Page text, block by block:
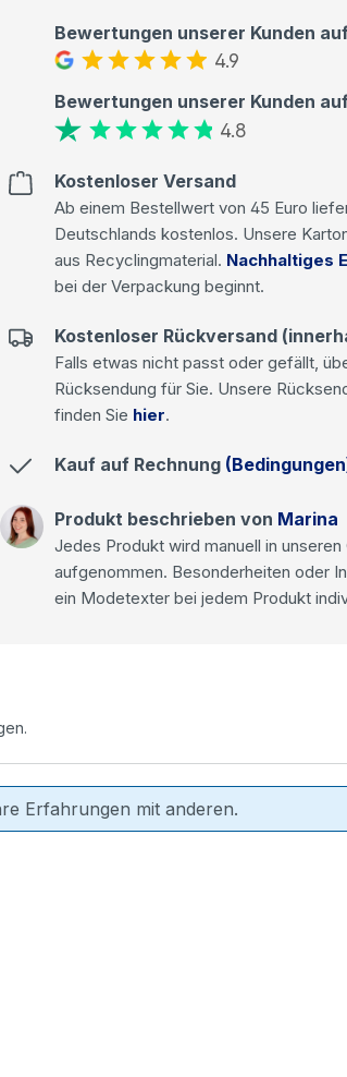
Bewertungen unserer Kunden
4.9
Bewertungen unserer Kunden
4.8
Kostenloser Versand
Ab einem Bestellwert von 45 Euro
Deutschlands kostenlos. Unsere
aus Recyclingmaterial. Nachhaltiges
bei der Verpackung beginnt.
Kostenloser Rückversand
Falls etwas nicht passt oder gefällt,
Rücksendung für Sie. Unsere
finden Sie hier.
Kauf auf Rechnung
Produkt beschrieben von Marina
Jedes Produkt wird manuell in unseren
aufgenommen. Besonderheiten oder
ein Modetexter bei jedem Produkt
Erfahrungen mit anderen.